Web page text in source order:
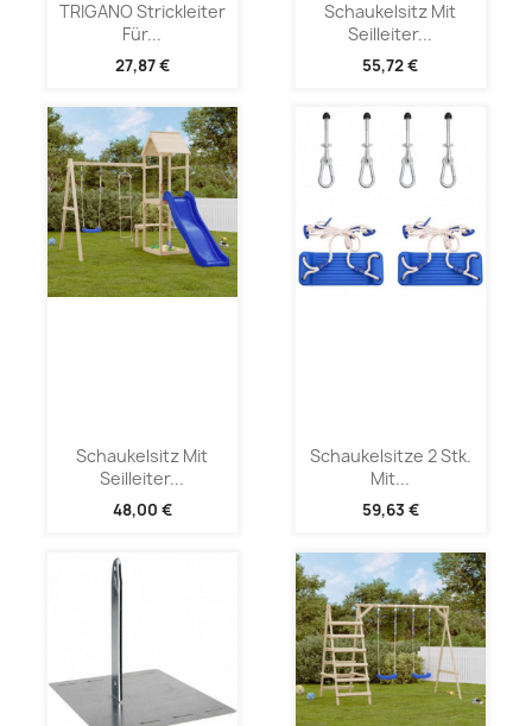
TRIGANO Strickleiter
Für...
27,87 €
Schaukelsitz Mit
Seilleiter...
55,72 €
Schaukelsitz Mit
Seilleiter...
48,00 €
Schaukelsitze 2 Stk.
Mit...
59,63 €